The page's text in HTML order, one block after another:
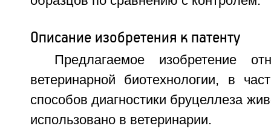
Описание изобретения к патенту
Предлагаемое изобретение
ветеринарной биотехнологии, в
способов диагностики бруцеллеза
использовано в ветеринарии.